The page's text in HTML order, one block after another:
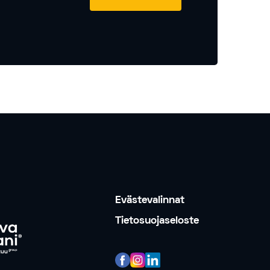
Evästevalinnat
Tietosuojaseloste